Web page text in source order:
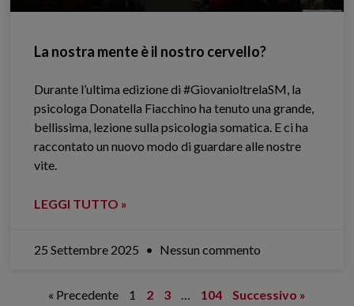
La nostra mente è il nostro cervello?
Durante l’ultima edizione di #GiovanioltrelaSM, la
psicologa Donatella Fiacchino ha tenuto una grande,
bellissima, lezione sulla psicologia somatica. E ci ha
raccontato un nuovo modo di guardare alle nostre
vite.
LEGGI TUTTO »
25 Settembre 2025 Nessun commento
« Precedente 1 2 3 104 Successivo »